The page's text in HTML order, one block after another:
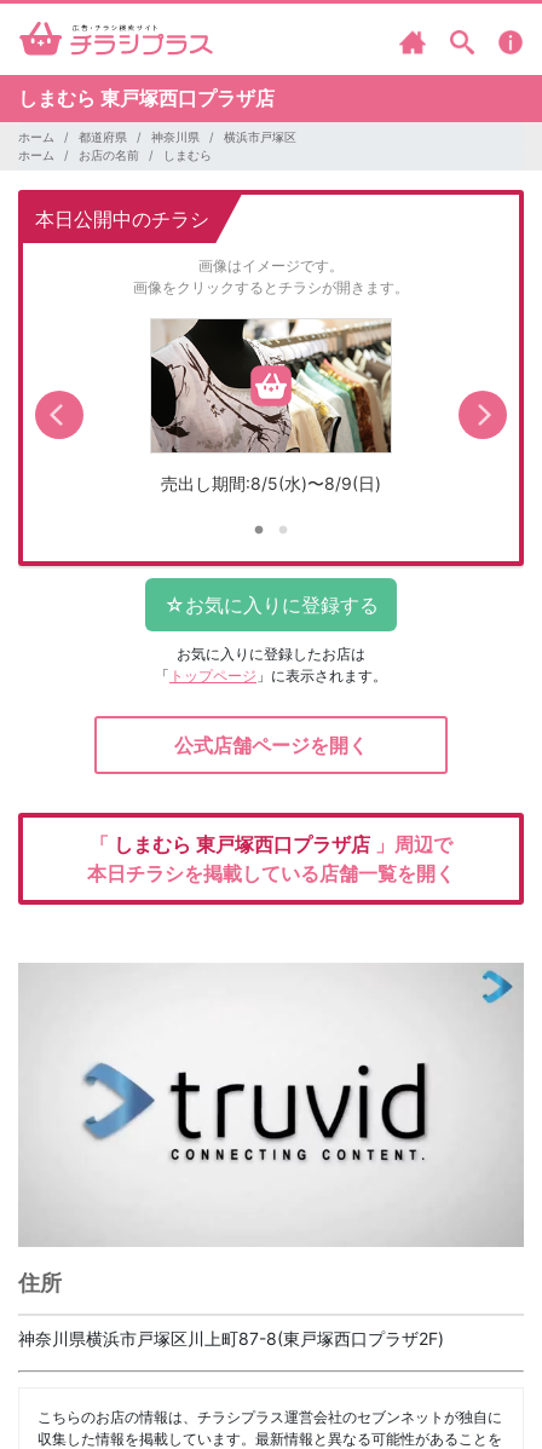
しまむら 東戸塚西口プラザ店
ホーム 都道府県 神奈川県
横浜市戸塚区
ホーム
お店の名前 しまむら
本日公開中のチラシ
画像はイメージです。
画像をクリックするとチラシが開きます。
売出し期間:8/5(水)〜8/9(日)
お気に入りに登録したお店は
「 トップページ 」に表示されます。
公式店舗ページを開く
「 しまむら 東戸塚西口プラザ店 」周辺で
本日チラシを掲載している店舗一覧を開く
住所
神奈川県横浜市戸塚区川上町87-8(東戸塚西口プラザ2F)
こちらのお店の情報は、チラシプラス運営会社のセブンネットが独自に
収集した情報を掲載しています。最新情報と異なる可能性があることを